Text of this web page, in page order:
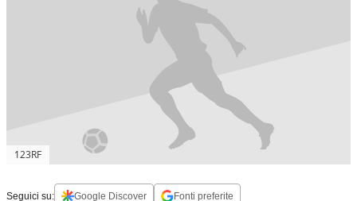
123RF
Seguici su: Google Discover Fonti preferite